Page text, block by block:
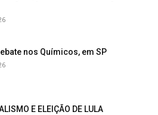
nos Químicos, em SP
E ELEIÇÃO DE LULA